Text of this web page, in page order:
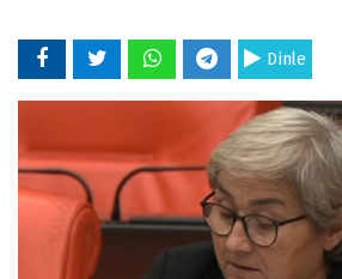
Dinle